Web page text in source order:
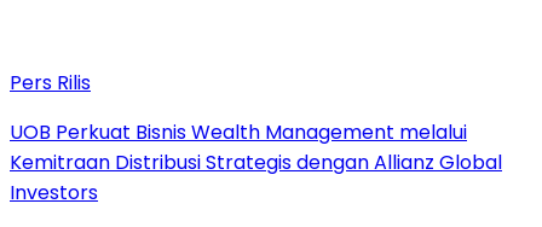
Pers Rilis
UOB Perkuat Bisnis Wealth Management melalui
Kemitraan Distribusi Strategis dengan Allianz Global
Investors